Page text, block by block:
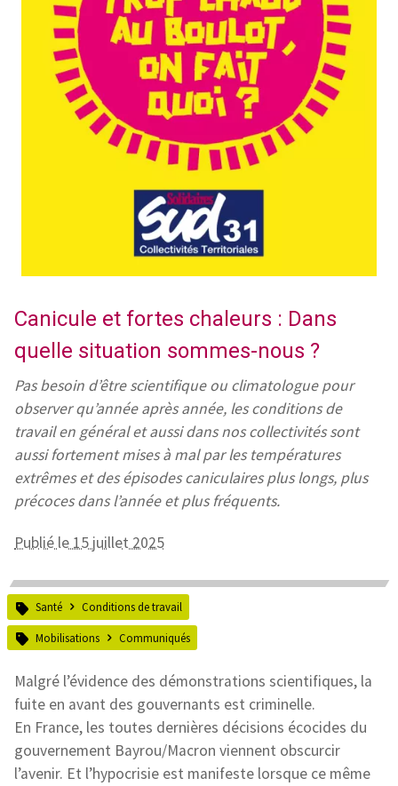
Canicule et fortes chaleurs : Dans
quelle situation sommes-nous ?
Pas besoin d’être scientifique ou climatologue pour
observer qu’année après année, les conditions de
travail en général et aussi dans nos collectivités sont
aussi fortement mises à mal par les températures
extrêmes et des épisodes caniculaires plus longs, plus
précoces dans l’année et plus fréquents.
Publié le 15 juillet 2025
Santé Conditions de travail
Mobilisations Communiqués
Malgré l’évidence des démonstrations scientifiques, la
fuite en avant des gouvernants est criminelle.
En France, les toutes dernières décisions écocides du
gouvernement Bayrou/Macron viennent obscurcir
l’avenir. Et l’hypocrisie est manifeste lorsque ce même